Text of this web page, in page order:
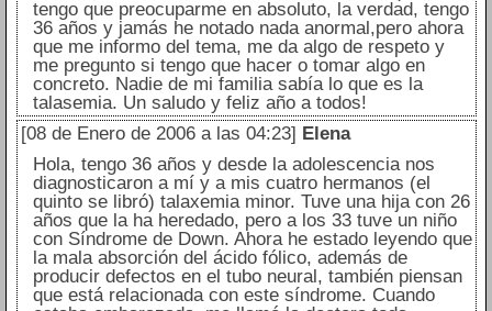
tengo que preocuparme en absoluto, la verdad, tengo
36 años y jamás he notado nada anormal,pero ahora
que me informo del tema, me da algo de respeto y
me pregunto si tengo que hacer o tomar algo en
concreto. Nadie de mi familia sabía lo que es la
talasemia. Un saludo y feliz año a todos!
[08 de Enero de 2006 a las 04:23] Elena
Hola, tengo 36 años y desde la adolescencia nos
diagnosticaron a mí y a mis cuatro hermanos (el
quinto se libró) talaxemia minor. Tuve una hija con 26
años que la ha heredado, pero a los 33 tuve un niño
con Síndrome de Down. Ahora he estado leyendo que
la mala absorción del ácido fólico, además de
producir defectos en el tubo neural, también piensan
que está relacionada con este síndrome. Cuando